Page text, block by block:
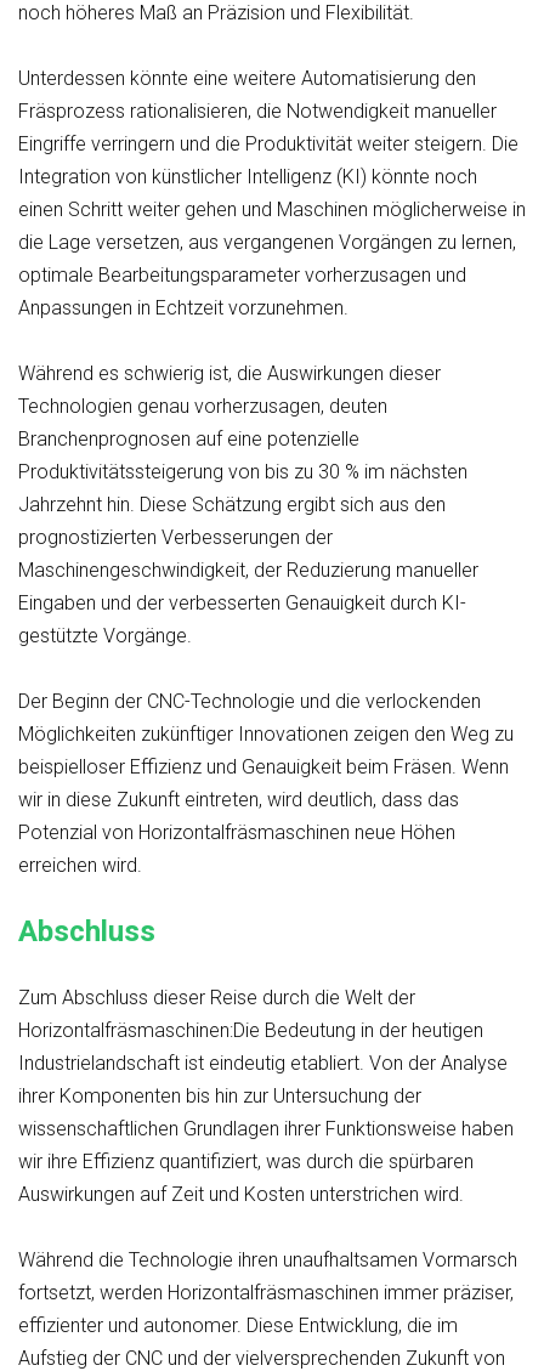
noch höheres Maß an Präzision und Flexibilität.
Unterdessen könnte eine weitere Automatisierung den
Fräsprozess rationalisieren, die Notwendigkeit manueller
Eingriffe verringern und die Produktivität weiter steigern. Die
Integration von künstlicher Intelligenz (KI) könnte noch
einen Schritt weiter gehen und Maschinen möglicherweise in
die Lage versetzen, aus vergangenen Vorgängen zu lernen,
optimale Bearbeitungsparameter vorherzusagen und
Anpassungen in Echtzeit vorzunehmen.
Während es schwierig ist, die Auswirkungen dieser
Technologien genau vorherzusagen, deuten
Branchenprognosen auf eine potenzielle
Produktivitätssteigerung von bis zu 30 % im nächsten
Jahrzehnt hin. Diese Schätzung ergibt sich aus den
prognostizierten Verbesserungen der
Maschinengeschwindigkeit, der Reduzierung manueller
Eingaben und der verbesserten Genauigkeit durch KI-
gestützte Vorgänge.
Der Beginn der CNC-Technologie und die verlockenden
Möglichkeiten zukünftiger Innovationen zeigen den Weg zu
beispielloser Effizienz und Genauigkeit beim Fräsen. Wenn
wir in diese Zukunft eintreten, wird deutlich, dass das
Potenzial von Horizontalfräsmaschinen neue Höhen
erreichen wird.
Abschluss
Zum Abschluss dieser Reise durch die Welt der
Horizontalfräsmaschinen:Die Bedeutung in der heutigen
Industrielandschaft ist eindeutig etabliert. Von der Analyse
ihrer Komponenten bis hin zur Untersuchung der
wissenschaftlichen Grundlagen ihrer Funktionsweise haben
wir ihre Effizienz quantifiziert, was durch die spürbaren
Auswirkungen auf Zeit und Kosten unterstrichen wird.
Während die Technologie ihren unaufhaltsamen Vormarsch
fortsetzt, werden Horizontalfräsmaschinen immer präziser,
effizienter und autonomer. Diese Entwicklung, die im
Aufstieg der CNC und der vielversprechenden Zukunft von